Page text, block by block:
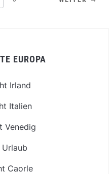
EUROPA
Irland
Italien
Venedig
Urlaub
Caorle